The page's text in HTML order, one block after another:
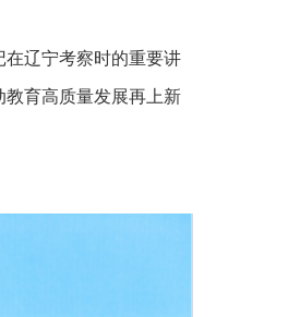
辽宁考察时的重要讲
育高质量发展再上新